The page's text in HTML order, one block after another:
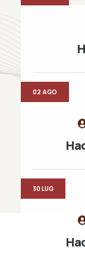
02 AGO
30 LUG